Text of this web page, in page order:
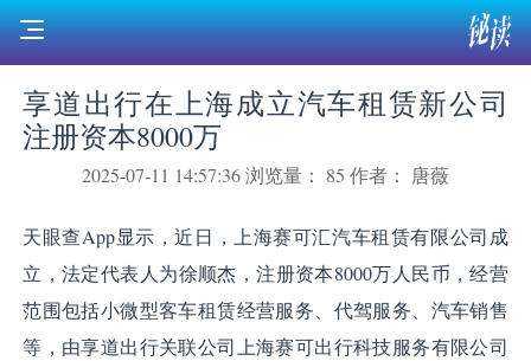
享道出行在上海成立汽车租赁新公司
注册资本8000万
2025-07-11 14:57:36浏览量： 85 作者： 唐薇
天眼查App显示，近日，上海赛可汇汽车租赁有限公司成
立，法定代表人为徐顺杰，注册资本8000万人民币，经营
范围包括小微型客车租赁经营服务、代驾服务、汽车销售
等，由享道出行关联公司上海赛可出行科技服务有限公司